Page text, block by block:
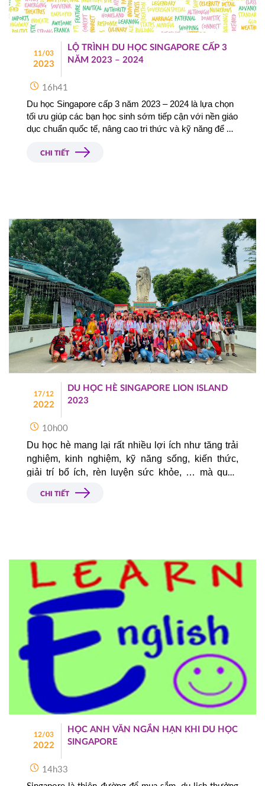
11/03
2023
LỘ TRÌNH DU HỌC SINGAPORE CẤP 3
NĂM 2023 – 2024
16h41
Du học Singapore cấp 3 năm 2023 – 2024 là lựa chọn
tối ưu giúp các bạn học sinh sớm tiếp cận với nền giáo
dục chuẩn quốc tế, nâng cao tri thức và kỹ năng để
nhập môi trường làm việc đa quốc gia trong tương lai.
CHI TIẾT
17/12
2022
DU HỌC HÈ SINGAPORE LION ISLAND
2023
10h00
Du học hè mang lại rất nhiều lợi ích như tăng trải
nghiệm, kinh nghiệm, kỹ năng sống, kiến thức,
giải trí bổ ích, rèn luyện sức khỏe, … mà quan
trọng hơn, đây là cách giúp các con trả lời câu hỏi,
liệu tương lai con có thật sự muốn đi du học hay
CHI TIẾT
12/03
2022
HỌC ANH VĂN NGẮN HẠN KHI DU HỌC
SINGAPORE
14h33